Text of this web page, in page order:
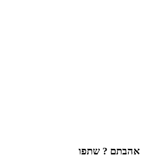
אהבתם ? שתפו